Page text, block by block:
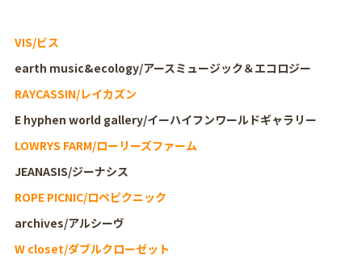
VIS/ビス
earth music&ecology/アースミュージック＆エコロジー
RAYCASSIN/レイカズン
E hyphen world gallery/イーハイフンワールドギャラリー
LOWRYS FARM/ローリーズファーム
JEANASIS/ジーナシス
ROPE PICNIC/ロペピクニック
archives/アルシーヴ
W closet/ダブルクローゼット